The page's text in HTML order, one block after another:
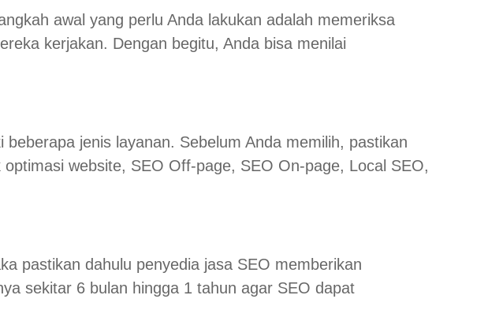
awal yang perlu Anda lakukan adalah memeriksa
kerjakan. Dengan begitu, Anda bisa menilai
jenis layanan. Sebelum Anda memilih, pastikan
website, SEO Off-page, SEO On-page, Local SEO,
pastikan dahulu penyedia jasa SEO memberikan
sekitar 6 bulan hingga 1 tahun agar SEO dapat